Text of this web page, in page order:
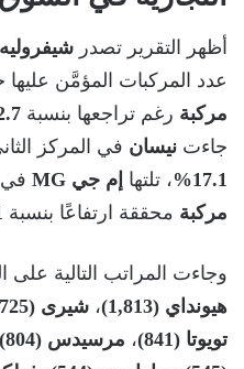
أظهر التقرير تصدر شيفروليه
عدد المركبات المؤمَّن عليها
مركبة رغم تراجعها بنسبة
جاءت نيسان في المركز
17.1%
، تلتها إم جي MG في
مركبة محققة ارتفاعًا بنسبة
وجاءت المراتب التالية على
هيونداي (1,813)
، شيرى (1,725)
تويوتا (841)
، مرسيدس (804)